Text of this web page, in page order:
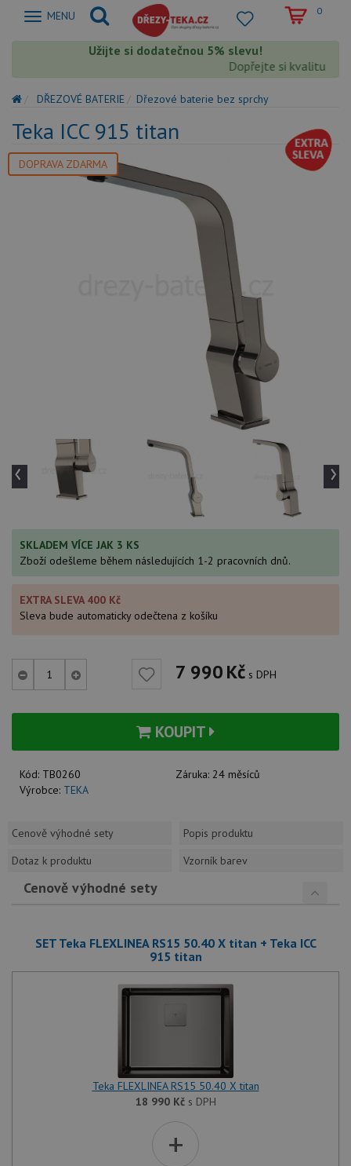
Zobrazit
MENU 0
Užijte si dodatečnou 5% slevu!
Dopřejte si kvalitu
DŘEZOVÉ BATERIE Dřezové baterie bez sprchy
Teka ICC 915 titan
DOPRAVA ZDARMA
‹ ›
SKLADEM VÍCE JAK 3 KS
Zboží odešleme během následujících 1-2 pracovních dnů.
EXTRA SLEVA 400 Kč
Sleva bude automaticky odečtena z košíku
7 990Kč s DPH
KOUPIT
Kód: TB0260 Záruka: 24 měsíců
Výrobce: TEKA
Cenově výhodné sety
Popis produktu
Dotaz k produktu
Vzorník barev
Cenově výhodné sety
SET Teka FLEXLINEA RS15 50.40 X titan + Teka ICC
915 titan
Teka FLEXLINEA RS15 50.40 X titan
18 990 Kčs DPH
+